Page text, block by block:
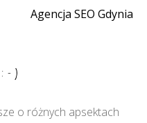
Agencja SEO Gdynia
:-)
o różnych apsektach